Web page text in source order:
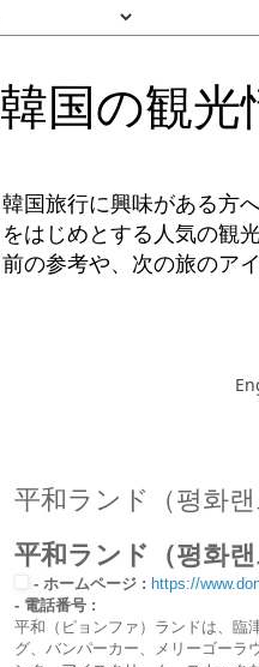
韓国の観光
韓国旅行に興味がある方
をはじめとする人気の観
前の参考や、次の旅のア
平和ランド（평화
平和ランド（평화
- ホームページ : https://
- 電話番号 :
平和（ピョンファ）ランドは、臨
グ、バンパーカー、メリーゴーラ